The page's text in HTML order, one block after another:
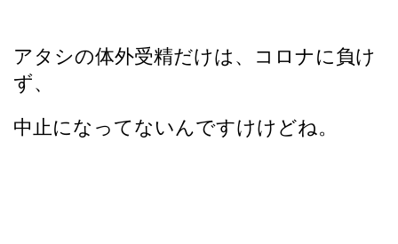
アタシの体外受精だけは、コロナに負け
ず、
中止になってないんですけけどね。